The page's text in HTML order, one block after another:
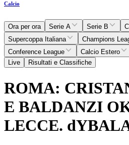
Calcio
Ora per ora Serie A Serie B
Supercoppa Italiana
Champions
Conference League
Calcio Estero
Live
Risultati e Classifiche
ROMA:
E BALDANZI
LECCE.